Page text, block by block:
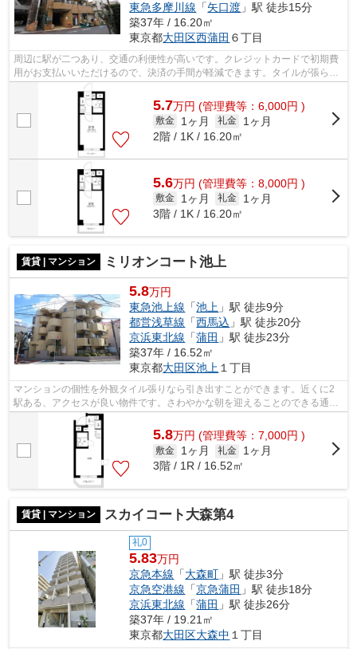
東急多摩川線 「矢口渡 」駅 徒歩15分
築37年 / 16.20㎡
東京都大田区西蒲田 ６丁目
周辺に駅が二つあり、交通の利便性が高いです。クレジットカードで初期費
用がお支払いいただけるので、決済の手間が軽減できます。タイルが張られ
ているきれいな外観も特徴の一つです...
5.7万円 (管理費等：6,000円 )
敷金 1ヶ月 礼金
1ヶ月
2階 / 1K / 16.20㎡
5.6万円 (管理費等：8,000円 )
敷金 1ヶ月 礼金
1ヶ月
3階 / 1K / 16.20㎡
賃貸 | マンション ミリオンコート池上
5.8万円
東急池上線 「池上 」駅 徒歩9分
都営浅草線 「西馬込 」駅 徒歩20分
京浜東北線 「蒲田 」駅 徒歩23分
築37年 / 16.52㎡
東京都大田区池上 １丁目
マンションの個性を外観タイル張りなら引き出すことができます。近くに2
駅ある、アクセスが良い物件です。さわやかな朝を迎えることのできる通風
良好なマンション。通勤やお出かけに便...
5.8万円 (管理費等：7,000円 )
敷金 1ヶ月 礼金
1ヶ月
3階 / 1R / 16.52㎡
賃貸 | マンション スカイコート大森第4
礼0
5.83万円
京急本線 「大森町 」駅 徒歩3分
京急空港線 「京急蒲田 」駅 徒歩18分
京浜東北線 「蒲田 」駅 徒歩26分
築37年 / 19.21㎡
東京都大田区大森中 １丁目